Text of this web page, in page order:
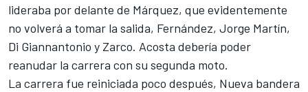
lideraba por delante de Márquez, que evidentemente
no volverá a tomar la salida, Fernández, Jorge Martín,
Di Giannantonio y Zarco. Acosta debería poder
reanudar la carrera con su segunda moto.
La carrera fue reiniciada poco después, Nueva bandera